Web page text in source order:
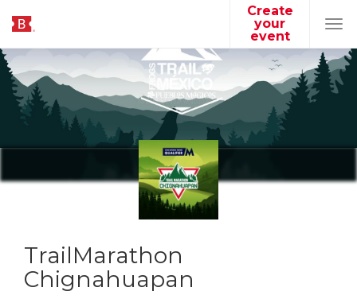
Create
your
event
TrailMarathon
Chignahuapan